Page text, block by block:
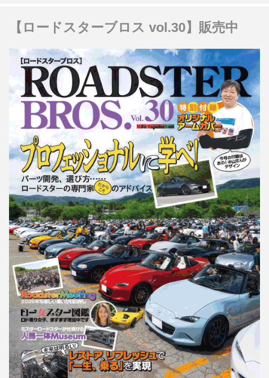
【ロードスターブロス vol.30】販売中